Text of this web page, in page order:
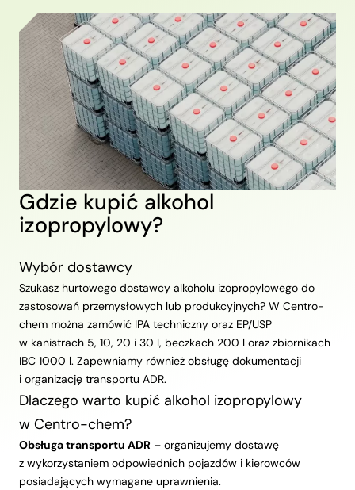
Gdzie kupić alkohol
izopropylowy?
Wybór dostawcy
Szukasz hurtowego dostawcy alkoholu izopropylowego do
zastosowań przemysłowych lub produkcyjnych? W Centro-
chem można zamówić IPA techniczny oraz EP/USP
w kanistrach 5, 10, 20 i 30 l, beczkach 200 l oraz zbiornikach
IBC 1000 l. Zapewniamy również obsługę dokumentacji
i organizację transportu ADR.
Dlaczego warto kupić alkohol izopropylowy
w Centro-chem?
Obsługa transportu ADR – organizujemy dostawę
z wykorzystaniem odpowiednich pojazdów i kierowców
posiadających wymagane uprawnienia.